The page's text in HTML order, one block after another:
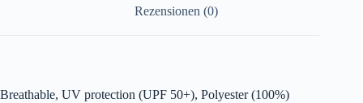
Rezensionen (0)
Breathable, UV protection (UPF 50+), Polyester (100%)